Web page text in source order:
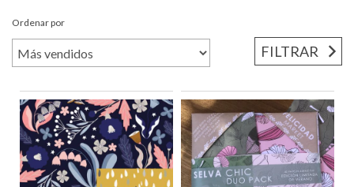
Ordenar por
FILTRAR